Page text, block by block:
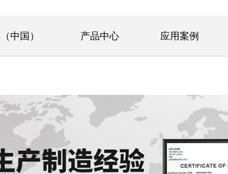
中国） 产品中心 应用案例